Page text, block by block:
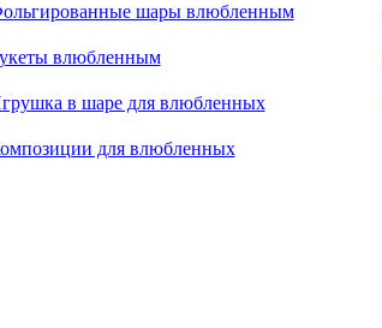
шары влюбленным
влюбленным
в шаре для влюбленных
для влюбленных